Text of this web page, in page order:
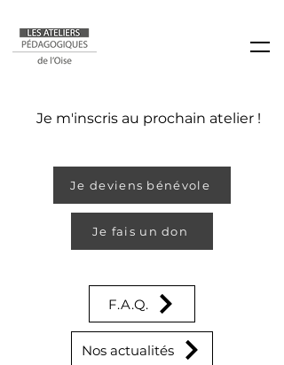
Je m'inscris au prochain atelier !
Je deviens bénévole
Je fais un don
F.A.Q.
Nos actualités